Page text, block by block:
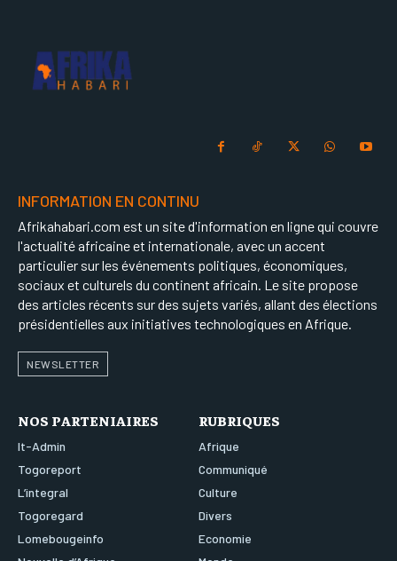
INFORMATION EN CONTINU
Afrikahabari.com est un site d'information en ligne qui couvre
l'actualité africaine et internationale, avec un accent
particulier sur les événements politiques, économiques,
sociaux et culturels du continent africain. Le site propose
des articles récents sur des sujets variés, allant des élections
présidentielles aux initiatives technologiques en Afrique.
NEWSLETTER
NOS PARTENIAIRES
It-Admin
Togoreport
L’integral
Togoregard
Lomebougeinfo
RUBRIQUES
Afrique
Communiqué
Culture
Divers
Economie